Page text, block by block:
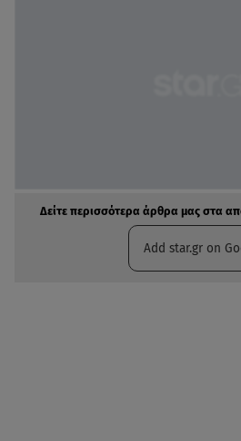
Δείτε περισσότερα άρθρα μας στα
Add star.gr on